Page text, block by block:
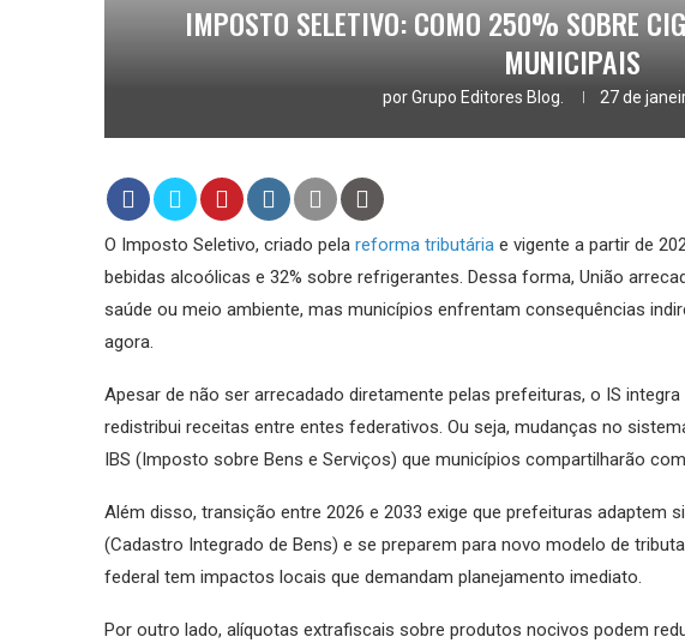
IMPOSTO SELETIVO: COMO 250% SOBRE
MUNICIPAIS
porGrupo Editores Blog. 27 de
O Imposto Seletivo, criado pela reforma tributária e vigente a partir de
bebidas alcoólicas e 32% sobre refrigerantes. Dessa forma, União
saúde ou meio ambiente, mas municípios enfrentam consequências
agora.
Apesar de não ser arrecadado diretamente pelas prefeituras, o IS
redistribui receitas entre entes federativos. Ou seja, mudanças no
IBS (Imposto sobre Bens e Serviços) que municípios compartilharão
Além disso, transição entre 2026 e 2033 exige que prefeituras adaptem
(Cadastro Integrado de Bens) e se preparem para novo modelo de
federal tem impactos locais que demandam planejamento imediato.
Por outro lado, alíquotas extrafiscais sobre produtos nocivos podem